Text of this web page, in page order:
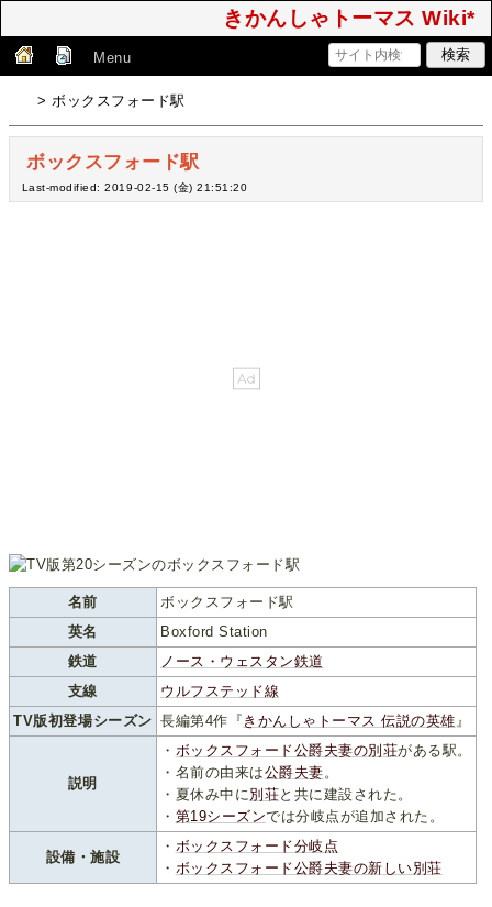
きかんしゃトーマス Wiki*
Menu
> ボックスフォード駅
ボックスフォード駅
Last-modified: 2019-02-15 (金) 21:51:20
名前
ボックスフォード駅
英名
Boxford Station
鉄道
ノース・ウェスタン鉄道
支線
ウルフステッド線
TV版初登場シーズン 長編第4作『 きかんしゃトーマス 伝説の英雄 』
説明
・ ボックスフォード公爵夫妻の別荘がある駅。
・名前の由来は公爵夫妻 。
・夏休み中に 別荘と共に建設された。
・ 第19シーズンでは分岐点が追加された。
設備・施設
・ ボックスフォード分岐点
・ ボックスフォード公爵夫妻の新しい別荘